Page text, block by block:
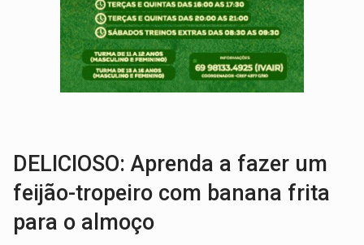
MEGA SENA:Prêmio acumula para R$ 165
Publicação Legal:AVISO DE LICITAÇÃO: PREGÃO ELETRÔNICO Nº
PROVA CONTÁBIL:UNNESA apresenta documentos e questiona
DELICIOSO: Aprenda a fazer um
feijão-tropeiro com banana frita
para o almoço